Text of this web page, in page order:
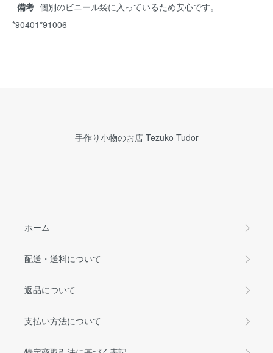
備考 個別のビニール袋に入っているため安心です。
*90401*91006
手作り小物のお店 Tezuko Tudor
ホーム
配送・送料について
返品について
支払い方法について